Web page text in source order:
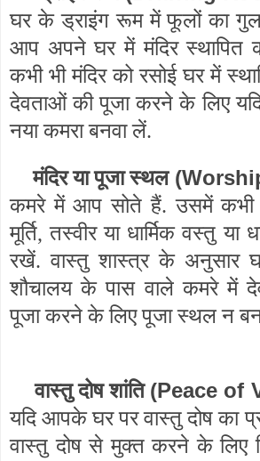
घर के ड्राइंग रूम में फूलों का
आप अपने घर में मंदिर स्थापित
कभी भी मंदिर को रसोई घर में
देवताओं की पूजा करने के लिए
नया कमरा बनवा लें.
मंदिर या पूजा स्थल
कमरे में आप सोते हैं. उसमें कभी
मूर्ति, तस्वीर या धार्मिक वस्तु या
रखें. वास्तु शास्त्र के अनुसार
शौचालय के पास वाले कमरे में
पूजा करने के लिए पूजा स्थल न
वास्तु दोष शांति (Peace of
यदि आपके घर पर वास्तु दोष का
वास्तु दोष से मुक्त करने के लिए